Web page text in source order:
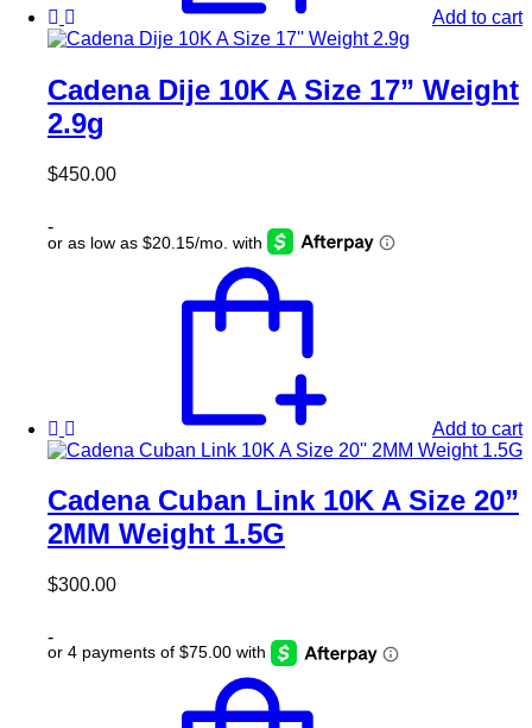
Add to cart
Cadena Dije 10K A Size 17” Weight
2.9g
$450.00
-
Add to cart
Cadena Cuban Link 10K A Size 20”
2MM Weight 1.5G
$300.00
-